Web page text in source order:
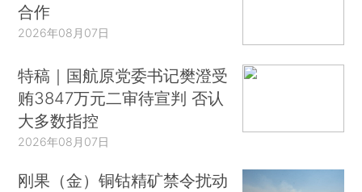
合作
2026年08月07日
特稿｜国航原党委书记樊澄受
贿3847万元二审待宣判 否认
大多数指控
2026年08月07日
刚果（金）铜钴精矿禁令扰动